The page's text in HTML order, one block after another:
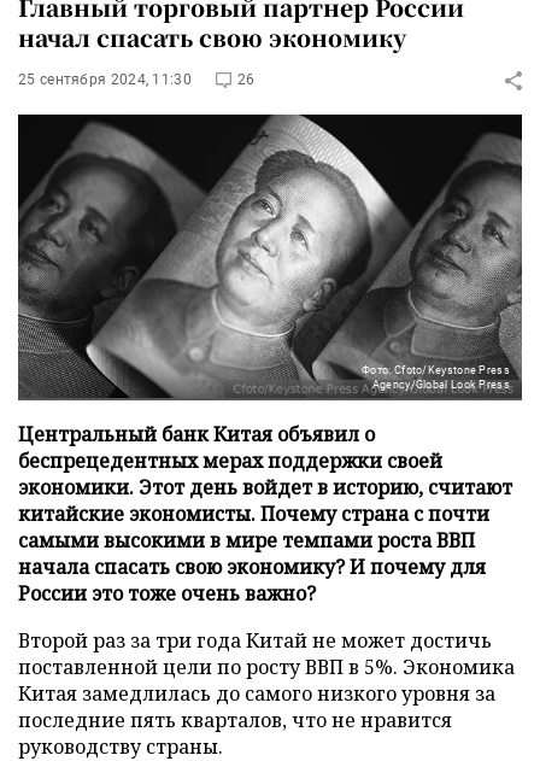
Главный торговый партнер России
начал спасать свою экономику
25 сентября 2024, 11:30 26
Фото: Cfoto/Keystone Press
Agency/Global Look Press
Центральный банк Китая объявил о
беспрецедентных мерах поддержки своей
экономики. Этот день войдет в историю, считают
китайские экономисты. Почему страна с почти
самыми высокими в мире темпами роста ВВП
начала спасать свою экономику? И почему для
России это тоже очень важно?
Второй раз за три года Китай не может достичь
поставленной цели по росту ВВП в 5%. Экономика
Китая замедлилась до самого низкого уровня за
последние пять кварталов, что не нравится
руководству страны.